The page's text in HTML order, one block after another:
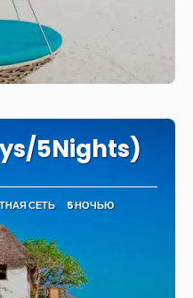
5Nights)
СЕТЬ 5 НОЧЬЮ